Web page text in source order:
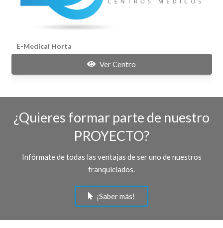
E-Medical Horta
Ver Centro
¿Quieres formar parte de nuestro
PROYECTO?
Infórmate de todas las ventajas de ser uno de nuestros
franquiciados.
¡Saber más!